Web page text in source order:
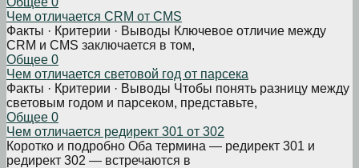
Чем отличается CRM от CMS
Факты · Критерии · Выводы Ключевое отличие между
CRM и CMS заключается в том,
Общее 0
Чем отличается световой год от парсека
Факты · Критерии · Выводы Чтобы понять разницу между
световым годом и парсеком, представьте,
Общее 0
Чем отличается редирект 301 от 302
Коротко и подробно Оба термина — редирект 301 и
редирект 302 — встречаются в